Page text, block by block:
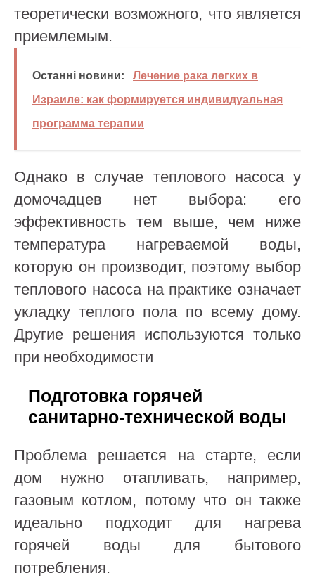
теоретически возможного, что является
приемлемым.
Останні новини:
Лечение рака легких в
Израиле: как формируется индивидуальная
программа терапии
Однако в случае теплового насоса у
домочадцев нет выбора: его
эффективность тем выше, чем ниже
температура нагреваемой воды,
которую он производит, поэтому выбор
теплового насоса на практике означает
укладку теплого пола по всему дому.
Другие решения используются только
при необходимости
Подготовка горячей
санитарно-технической воды
Проблема решается на старте, если
дом нужно отапливать, например,
газовым котлом, потому что он также
идеально подходит для нагрева
горячей воды для бытового
потребления.